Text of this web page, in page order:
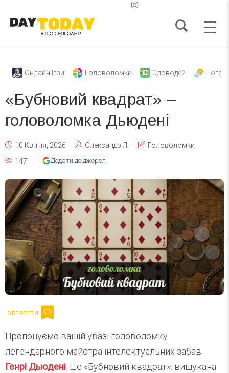
Онлайн Ігри Головоломки Словодей
«Бубновий квадрат» –
головоломка Дьюдені
10 Квітня, 2026 Олександр Л.
Головоломки
147
Додати до джерел
Пропонуємо вашій увазі головоломку
легендарного майстра інтелектуальних забав
Генрі Дьюдені. Це «Бубновий квадрат»: вишукана